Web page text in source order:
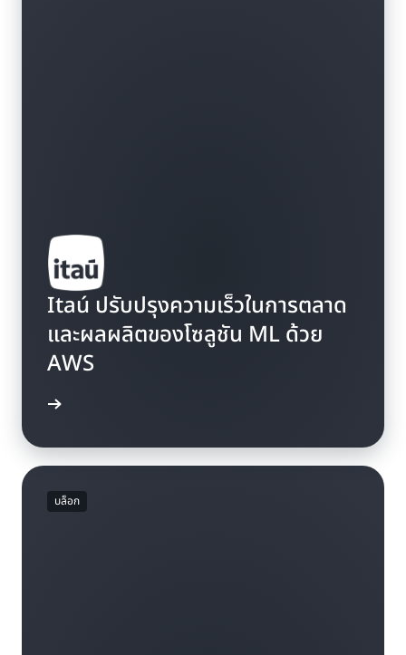
Itaú ปรับปรุงความเร็วในการตลาด
และผลผลิตของโซลูชัน ML ด้วย
AWS
บล็อก